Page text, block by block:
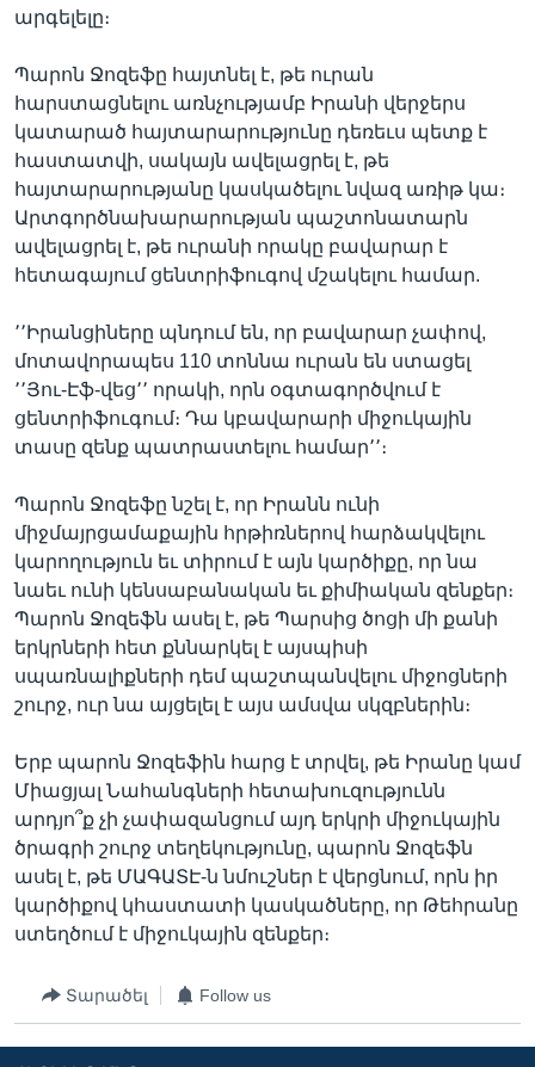
արգելելը։
Պարոն Ջոզեֆը հայտնել է, թե ուրան
հարստացնելու առնչությամբ Իրանի վերջերս
կատարած հայտարարությունը դեռեւս պետք է
հաստատվի, սակայն ավելացրել է, թե
հայտարարությանը կասկածելու նվազ առիթ կա։
Արտգործնախարարության պաշտոնատարն
ավելացրել է, թե ուրանի որակը բավարար է
հետագայում ցենտրիֆուգով մշակելու համար.
՚՚Իրանցիները պնդում են, որ բավարար չափով,
մոտավորապես 110 տոննա ուրան են ստացել
՚՚Յու-Էֆ-վեց՚՚ որակի, որն օգտագործվում է
ցենտրիֆուգում։ Դա կբավարարի միջուկային
տասը զենք պատրաստելու համար՚՚։
Պարոն Ջոզեֆը նշել է, որ Իրանն ունի
միջմայրցամաքային հրթիռներով հարձակվելու
կարողություն եւ տիրում է այն կարծիքը, որ նա
նաեւ ունի կենսաբանական եւ քիմիական զենքեր։
Պարոն Ջոզեֆն ասել է, թե Պարսից ծոցի մի քանի
երկրների հետ քննարկել է այսպիսի
սպառնալիքների դեմ պաշտպանվելու միջոցների
շուրջ, ուր նա այցելել է այս ամսվա սկզբներին։
Երբ պարոն Ջոզեֆին հարց է տրվել, թե Իրանը կամ
Միացյալ Նահանգների հետախուզությունն
արդյո՞ք չի չափազանցում այդ երկրի միջուկային
ծրագրի շուրջ տեղեկությունը, պարոն Ջոզեֆն
ասել է, թե ՄԱԳԱՏԷ-ն նմուշներ է վերցնում, որն իր
կարծիքով կհաստատի կասկածները, որ Թեհրանը
ստեղծում է միջուկային զենքեր։
Տարածել Follow us